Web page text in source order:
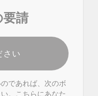
請
さい
であれば、次のボ
。こちらにあなた